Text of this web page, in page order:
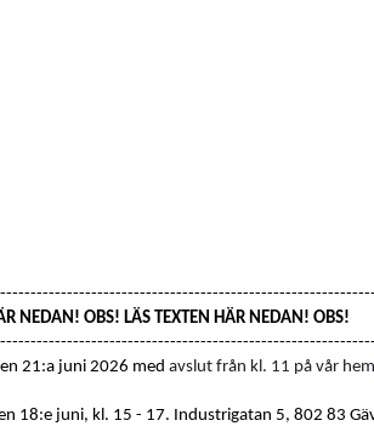
NEDAN! OBS! LÄS TEXTEN HÄR NEDAN! OBS!
21:a juni 2026 med avslut från kl. 11 på vår
18:e juni, kl. 15 - 17. Industrigatan 5, 802 83